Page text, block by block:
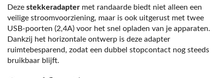
Deze stekkeradapter met randaarde biedt niet alleen een
veilige stroomvoorziening, maar is ook uitgerust met twee
USB-poorten (2,4A) voor het snel opladen van je apparaten.
Dankzij het horizontale ontwerp is deze adapter
ruimtebesparend, zodat een dubbel stopcontact nog steeds
bruikbaar blijft.